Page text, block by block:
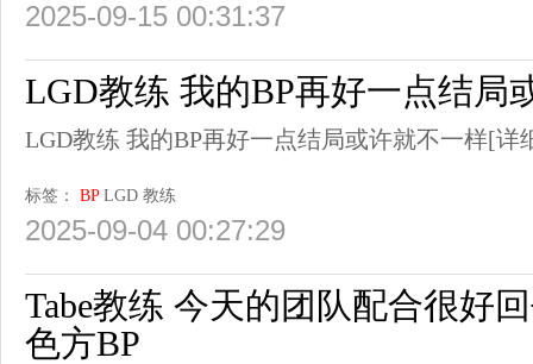
2025-09-15 00:31:37
LGD教练 我的BP再好一点结局
LGD教练 我的BP再好一点结局或许就不一样[详
标签： BP LGD 教练
2025-09-04 00:27:29
Tabe教练 今天的团队配合很好
色方BP